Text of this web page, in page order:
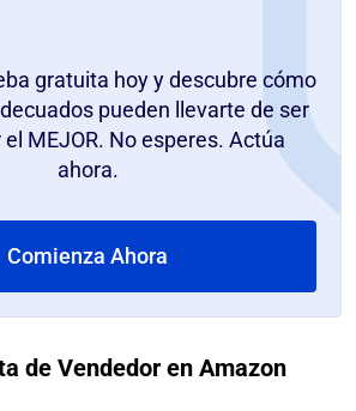
gratuita hoy y descubre cómo
pueden llevarte de ser
MEJOR. No esperes. Actúa
ahora.
Comienza Ahora
de Vendedor en Amazon